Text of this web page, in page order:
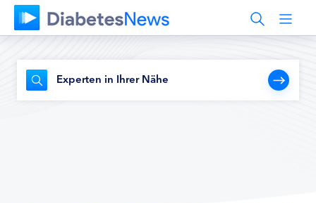
Experten in Ihrer Nähe